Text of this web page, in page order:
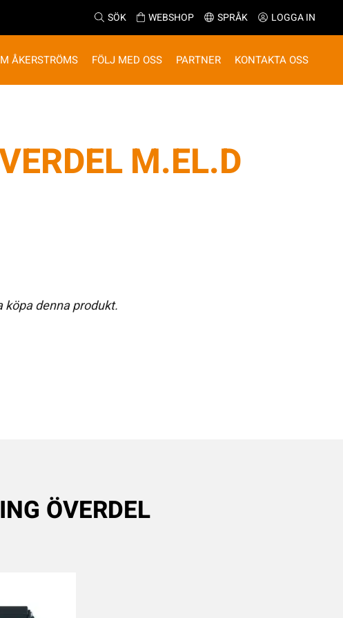
SÖK WEBSHOP SPRÅK LOGGA IN
ÅKERSTRÖMS FÖLJ MED OSS PARTNER KONTAKTA OSS
M.EL.D
denna produkt.
ÖVERDEL